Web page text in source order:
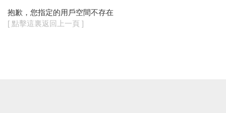
抱歉，您指定的用戶空間不存在
[ 點擊這裏返回上一頁 ]